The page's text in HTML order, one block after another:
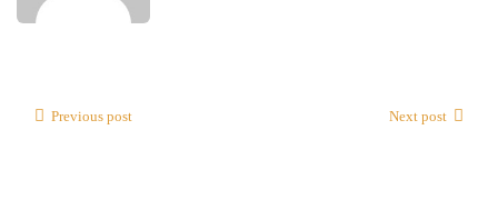
Previous post Next post